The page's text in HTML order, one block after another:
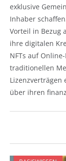
exklusive
Inhaber
Vorteil in Bezug
ihre digitalen
NFTs auf
traditionellen
Lizenzverträgen
über ihren